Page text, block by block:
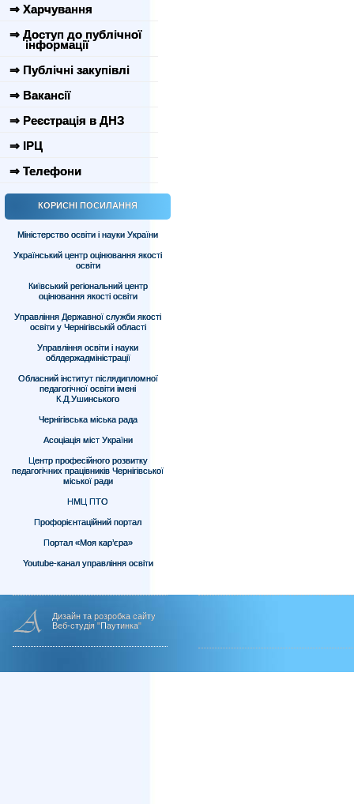
⇒ Харчування
⇒ Доступ до публічної
інформації
⇒ Публічні закупівлі
⇒ Вакансії
⇒ Реєстрація в ДНЗ
⇒ ІРЦ
⇒ Телефони
КОРИСНІ ПОСИЛАННЯ
Міністерство освіти і науки України
Український центр оцінювання якості
освіти
Київський регіональний центр
оцінювання якості освіти
Управління Державної служби якості
освіти у Чернігівській області
Управління освіти і науки
облдержадміністрації
Обласний інститут післядипломної
педагогічної освіти імені
К.Д.Ушинського
Чернігівська міська рада
Асоціація міст України
Центр професійного розвитку
педагогічних працівників Чернігівської
міської ради
НМЦ ПТО
Профорієнтаційний портал
Портал «Моя кар’єра»
Youtube-канал управління освіти
Дизайн та розробка сайту
Веб-студія "Паутинка"